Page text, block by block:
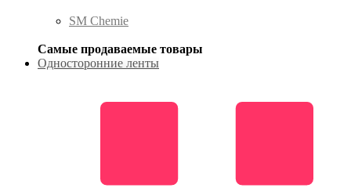
SM Chemie
Самые продаваемые товары
Односторонние ленты